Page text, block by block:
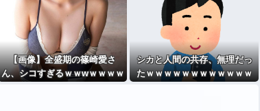
【画像】全盛期の篠崎愛さ
ん、シコすぎるｗｗwｗｗｗｗ
シカと人間の共存、無理だっ
たｗｗｗｗｗｗｗｗｗｗｗｗ